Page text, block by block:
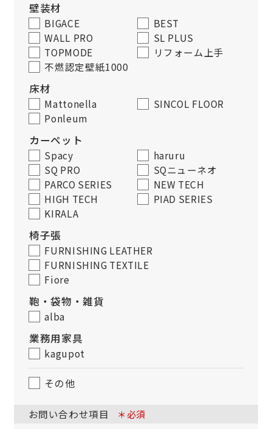
壁装材
BIGACE
BEST
WALL PRO
SL PLUS
TOPMODE
リフォーム上手
不燃認定壁紙1000
床材
Mattonella
SINCOL FLOOR
Ponleum
カーペット
Spacy
haruru
SQ PRO
SQニューネオ
PARCO SERIES
NEW TECH
HIGH TECH
PIAD SERIES
KIRALA
椅子張
FURNISHING LEATHER
FURNISHING TEXTILE
Fiore
鞄・袋物・雑貨
alba
業務用家具
kagupot
その他
お問い合わせ項目 ＊必須